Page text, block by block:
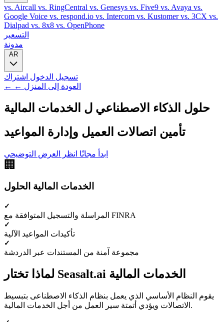
vs. Aircall vs. RingCentral vs. Genesys vs. Five9 vs. Avaya vs.
Google Voice vs. respond.io vs. Intercom vs. Kustomervs. 3CX vs.
Dialpad vs. 8x8 vs. OpenPhone
التسعير
مدونة
AR
تسجيل الدخول اشتراك
← ← العودة إلى المنزل
حلول الذكاء الاصطناعي ل الخدمات المالية
تأمين اتصالات العميل وإدارة المواعيد
ابدأ مجانًا انظر العرض التوضيحي
الخدمات المالية الحلول
المراسلة والتسجيل المتوافقة مع FINRA
تأكيدات المواعيد الآلية
مجموعة آمنة من المستندات عبر الدردشة
لماذا تختار Seasalt.ai الخدمات المالية
يقوم النظام الأساسي الذي يعمل بنظام الذكاء الاصطناعى بتبسيط
الاتصالات ويؤدي أتمتة سير العمل من أجل الخدمات المالية.